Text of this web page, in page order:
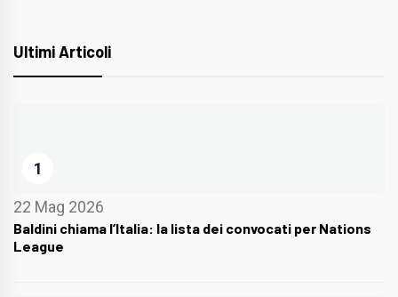
Ultimi Articoli
1
22 Mag 2026
Baldini chiama l’Italia: la lista dei convocati per Nations
League